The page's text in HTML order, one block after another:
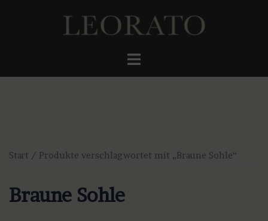
Menü
Start / Produkte verschlagwortet mit „Braune Sohle“
Braune Sohle